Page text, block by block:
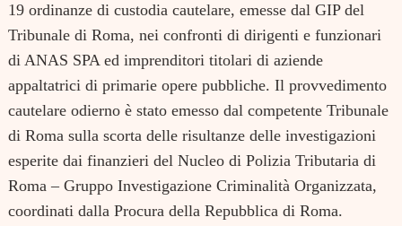
19 ordinanze di custodia cautelare, emesse dal GIP del
Tribunale di Roma, nei confronti di dirigenti e funzionari
di ANAS SPA ed imprenditori titolari di aziende
appaltatrici di primarie opere pubbliche. Il provvedimento
cautelare odierno è stato emesso dal competente Tribunale
di Roma sulla scorta delle risultanze delle investigazioni
esperite dai finanzieri del Nucleo di Polizia Tributaria di
Roma – Gruppo Investigazione Criminalità Organizzata,
coordinati dalla Procura della Repubblica di Roma.